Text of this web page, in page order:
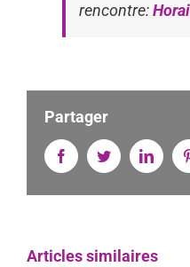
rencontre:
Partager
FacebookTwitter
Articles similaires